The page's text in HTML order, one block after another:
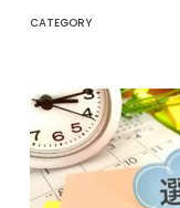
CATEGORY